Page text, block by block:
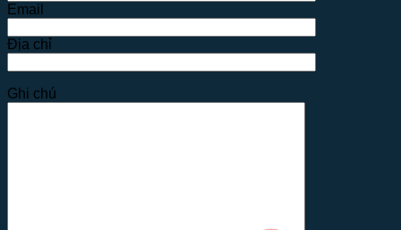
Email
Địa chỉ
Ghi chú